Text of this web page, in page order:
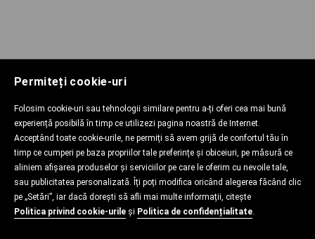
Permiteți cookie-uri
Folosim cookie-uri sau tehnologii similare pentru a-ți oferi cea mai bună
experiență posibilă în timp ce utilizezi pagina noastră de Internet.
Acceptând toate cookie-urile, ne permiți să avem grijă de confortul tău în
timp ce cumperi pe baza propriilor tale preferințe și obiceiuri, pe măsură ce
aliniem afișarea produselor și serviciilor pe care le oferim cu nevoile tale,
sau publicitatea personalizată. Îți poți modifica oricând alegerea făcând clic
pe „Setări”, iar dacă dorești să afli mai multe informații, citește
Politica privind cookie-urile și Politica de confidențialitate.